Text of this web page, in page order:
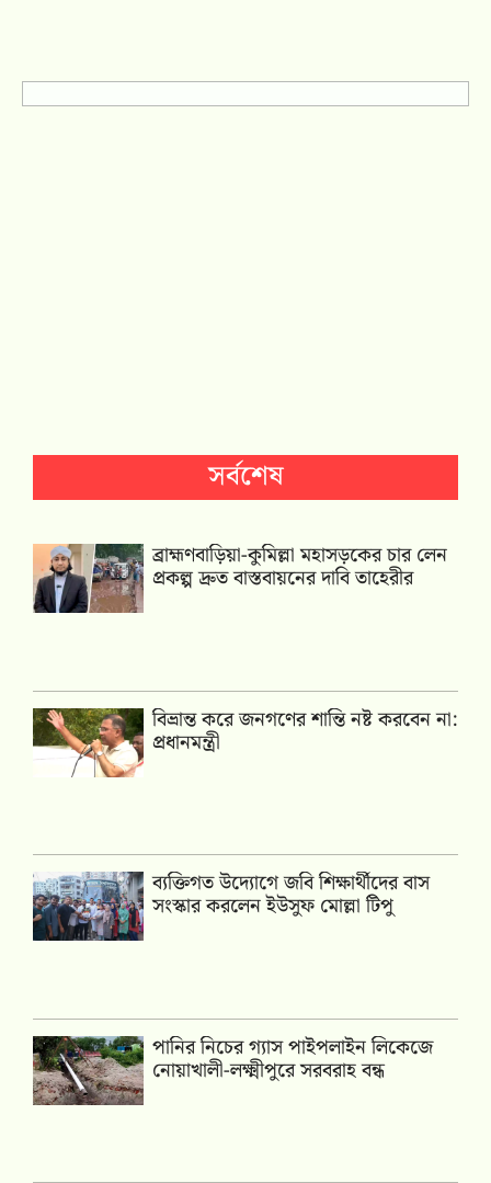
সর্বশেষ
ব্রাহ্মণবাড়িয়া-কুমিল্লা মহাসড়কের চার লেন
প্রকল্প দ্রুত বাস্তবায়নের দাবি তাহেরীর
বিভ্রান্ত করে জনগণের শান্তি নষ্ট করবেন না:
প্রধানমন্ত্রী
ব্যক্তিগত উদ্যোগে জবি শিক্ষার্থীদের বাস
সংস্কার করলেন ইউসুফ মোল্লা টিপু
পানির নিচের গ্যাস পাইপলাইন লিকেজে
নোয়াখালী-লক্ষ্মীপুরে সরবরাহ বন্ধ